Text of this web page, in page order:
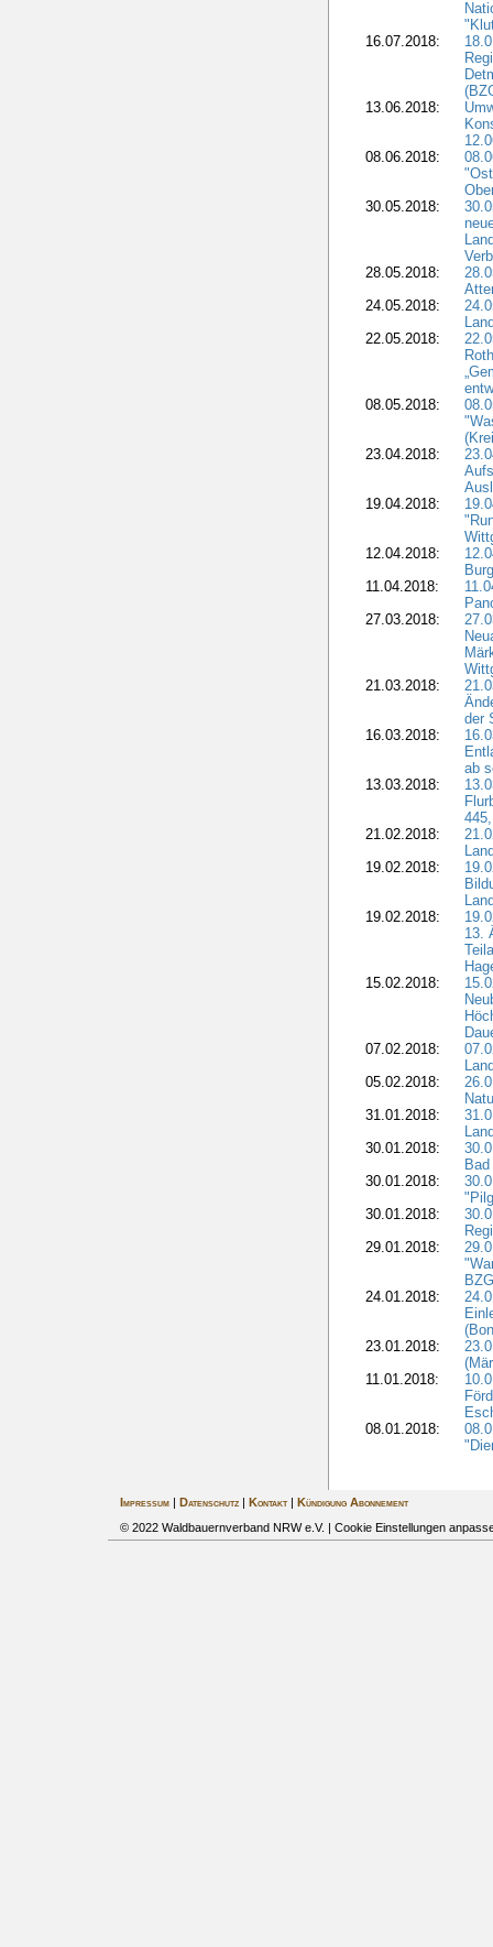
16.07.2018:
13.06.2018:
08.06.2018:
30.05.2018:
28.05.2018:
24.05.2018:
22.05.2018:
08.05.2018:
23.04.2018:
19.04.2018:
12.04.2018:
11.04.2018:
27.03.2018:
21.03.2018:
der
16.03.2018:
ab
13.03.2018:
21.02.2018:
19.02.2018:
19.02.2018:
13.
15.02.2018:
07.02.2018:
05.02.2018:
31.01.2018:
30.01.2018:
30.01.2018:
30.01.2018:
29.01.2018:
24.01.2018:
23.01.2018:
11.01.2018:
08.01.2018:
Impressum| Datenschutz| Kontakt|
Kündigung Abonnement
© 2022 Waldbauernverband NRW e.V. | Cookie Einstellungen